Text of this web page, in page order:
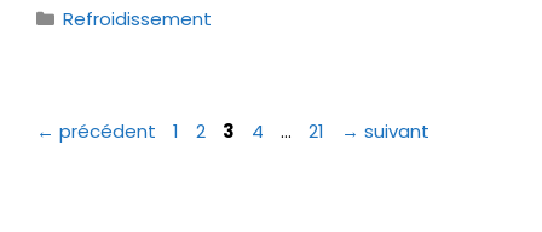
Catégories
Refroidissement
← précédent Page
1 Page
2 Page
3 Page
4 … Page
21 → suivant